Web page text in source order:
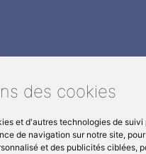
des cookies
et d'autres technologies de suivi
de navigation sur notre site,
et des publicités ciblées,